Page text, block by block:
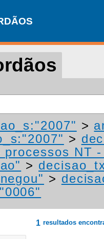
>
>
processos NT
>
>
1 resultados